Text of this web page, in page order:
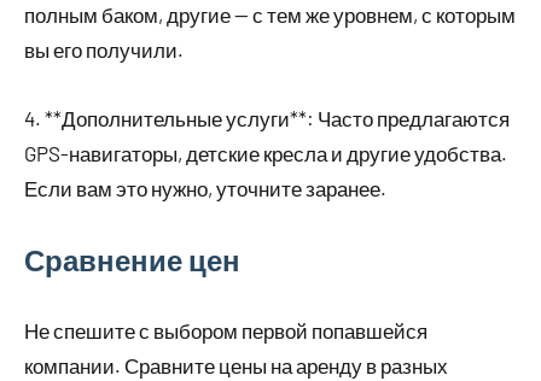
полным баком, другие — с тем же уровнем, с которым
вы его получили.
4. **Дополнительные услуги**: Часто предлагаются
GPS-навигаторы, детские кресла и другие удобства.
Если вам это нужно, уточните заранее.
Сравнение цен
Не спешите с выбором первой попавшейся
компании. Сравните цены на аренду в разных